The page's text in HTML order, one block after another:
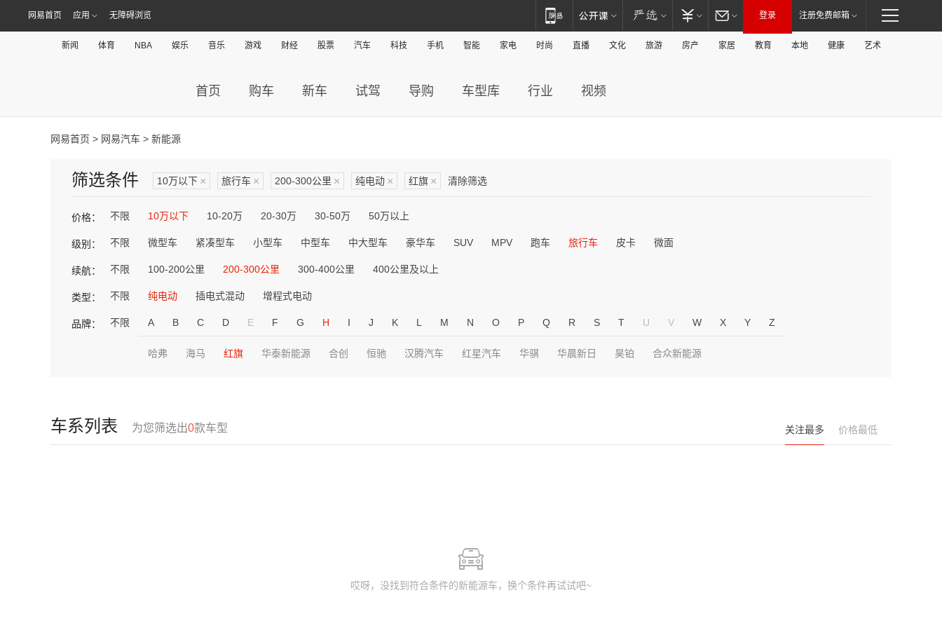
网易首页 应用 无障碍浏览 登录 注册免费邮箱
新闻 体育 NBA 娱乐 音乐 游戏 财经 股票 汽车 科技 手机 智能 家电 时尚 直播 文化 旅游 房产 家居 教育 本地 健康 艺术
首页 购车 新车 试驾 导购 车型库 行业 视频
网易首页 > 网易汽车 > 新能源
筛选条件 10万以下 × 旅行车 × 200-300公里 × 纯电动 × 红旗 × 清除筛选
价格： 不限 10万以下 10-20万 20-30万 30-50万 50万以上
级别： 不限 微型车 紧凑型车 小型车 中型车 中大型车 豪华车 SUV MPV 跑车 旅行车 皮卡 微面
续航： 不限 100-200公里 200-300公里 300-400公里 400公里及以上
类型： 不限 纯电动 插电式混动 增程式电动
品牌： 不限 A B C D E F G H I J K L M N O P Q R S T U V W X Y Z
哈弗 海马 红旗 华泰新能源 合创 恒驰 汉腾汽车 红星汽车 华骐 华晨新日 昊铂 合众新能源
车系列表 为您筛选出0款车型 关注最多 价格最低
哎呀，没找到符合条件的新能源车，换个条件再试试吧~